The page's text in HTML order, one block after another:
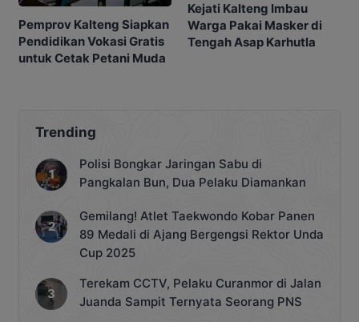
Pemprov Kalteng Siapkan
Pendidikan Vokasi Gratis
untuk Cetak Petani Muda
Kejati Kalteng Imbau
Warga Pakai Masker di
Tengah Asap Karhutla
Trending
Polisi Bongkar Jaringan Sabu di
Pangkalan Bun, Dua Pelaku Diamankan
Gemilang! Atlet Taekwondo Kobar Panen
89 Medali di Ajang Bergengsi Rektor Unda
Cup 2025
Terekam CCTV, Pelaku Curanmor di Jalan
Juanda Sampit Ternyata Seorang PNS